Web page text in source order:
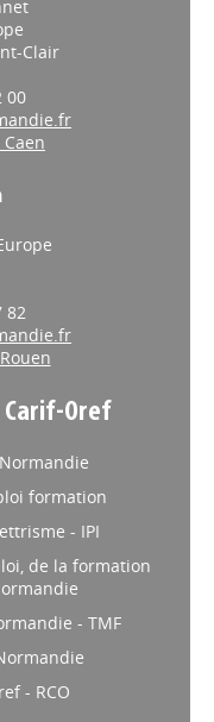
Clair
00
82
Oref
formation
- IPI
de la formation
- TMF
- RCO